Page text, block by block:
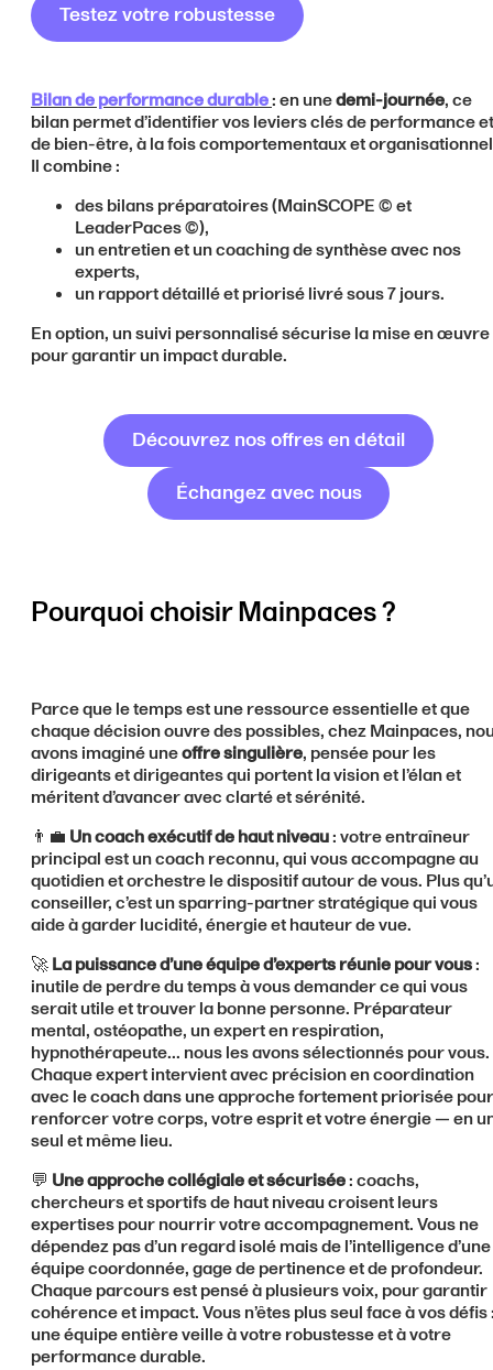
Testez votre robustesse
Bilan de performance durable: en unedemi-journée, ce
bilan permet d’identifier vos leviers clés de performance et
de bien-être, à la fois comportementaux et
Il combine :
des bilans préparatoires (MainSCOPE © et
LeaderPaces ©),
un entretien et un coaching de synthèse avec nos
experts,
un rapport détaillé et priorisé livré sous 7 jours.
En option, un suivi personnalisé sécurise la mise en œuvre
pour garantir un impact durable.
Découvrez nos offres en détail
Échangez avec nous
Pourquoi choisir Mainpaces ?
Parce que le temps est une ressource essentielle et que
chaque décision ouvre des possibles, chez Mainpaces,
avons imaginé uneoffre singulière, pensée pour les
dirigeants et dirigeantes qui portent la vision et l’élan et
méritent d’avancer avec clarté et sérénité.
👨‍💼 Un coach exécutif de haut niveau: votre entraîneur
principal est un coach reconnu, qui vous accompagne au
quotidien et orchestre le dispositif autour de vous. Plus
conseiller, c’est un sparring-partner stratégique qui vous
aide à garder lucidité, énergie et hauteur de vue.
🚀La puissance d’uneéquipe d’experts réunie pour vous:
inutile de perdre du temps à vous demander ce qui vous
serait utile et trouver la bonne personne. Préparateur
mental, ostéopathe, un expert en respiration,
hypnothérapeute... nous les avons sélectionnés pour vous.
Chaque expert intervient avec précision en coordination
avec le coach dans une approche fortement priorisée pour
renforcer votre corps, votre esprit et votre énergie — en
seul et même lieu.
💬 Une approche collégiale et sécurisée: coachs,
chercheurs et sportifs de haut niveau croisent leurs
expertises pour nourrir votre accompagnement. Vous ne
dépendez pas d’un regard isolé mais de l’intelligence d’une
équipe coordonnée, gage de pertinence et de profondeur.
Chaque parcours est pensé à plusieurs voix, pour garantir
cohérence et impact. Vous n’êtes plus seul face à vos défis
une équipe entière veille à votre robustesse et à votre
performance durable.